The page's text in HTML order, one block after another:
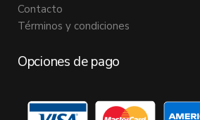
Contacto
Términos y condiciones
Opciones de pago